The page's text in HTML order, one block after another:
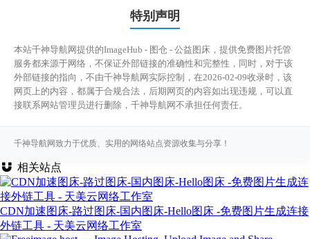
特别声明
本站千神导航网提供的ImageHub - 图仓 - 公益图床，提供免费图片托管
服务都来源于网络，不保证外部链接的准确性和完整性，同时，对于该
外部链接的指向，不由千神导航网实际控制，在2026-02-09收录时，该
网页上的内容，都属于合规合法，后期网页的内容如出现违规，可以直
接联系网站管理员进行删除，千神导航网不承担任何责任。
千神导航网致力于优质、实用的网络站点资源收集与分享！
相关站点
CDN加速图床-路过图床-国内图床-Hello图床 -免费图片生成连接
外链工具 - 天美云网络工作室